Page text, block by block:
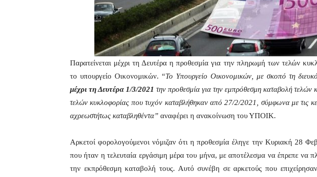
Παρατείνεται μέχρι τη Δευτέρα η προθεσμία για την πληρωμή των τελών
το υπουργείο Οικονομικών. “Το Υπουργείο Οικονομικών, με σκοπό τη
μέχρι τη Δευτέρα 1/3/2021 την προθεσμία για την εμπρόθεσμη καταβολή
τελών κυκλοφορίας που τυχόν καταβλήθηκαν από 27/2/2021, σύμφωνα με τις
αχρεωστήτως καταβληθέντα” αναφέρει η ανακοίνωση του ΥΠΟΙΚ.
Αρκετοί φορολογούμενοι νόμιζαν ότι η προθεσμία έληγε την Κυριακή 28
που ήταν η τελευταία εργάσιμη μέρα του μήνα, με αποτέλεσμα να έπρεπε να
την εκπρόθεσμη καταβολή τους. Αυτό συνέβη σε αρκετούς που